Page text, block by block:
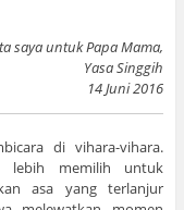
saya untuk Papa Mama,
Yasa Singgih
14 Juni 2016
di vihara-vihara.
lebih memilih untuk
asa yang terlanjur